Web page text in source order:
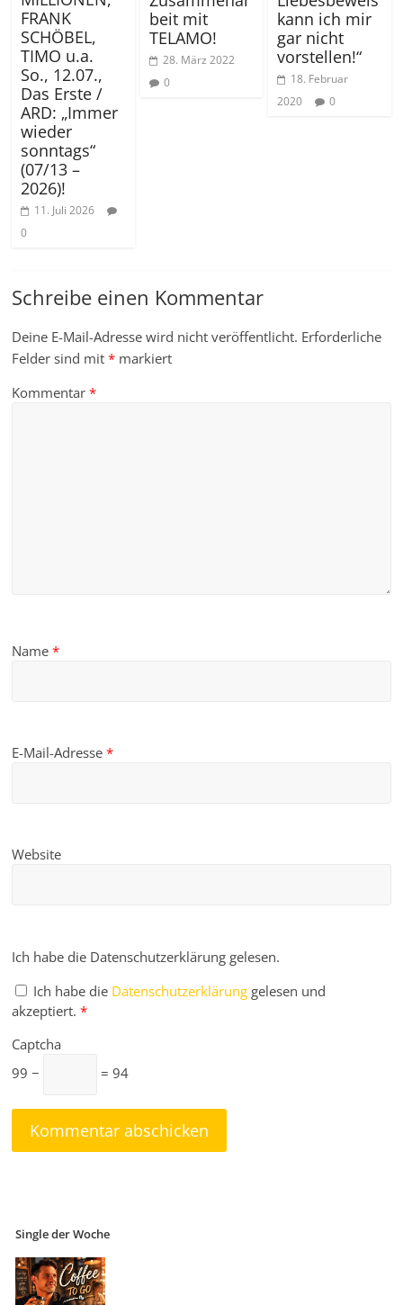
FRANK
SCHÖBEL,
TIMO u.a.
So., 12.07.,
Das Erste /
ARD: „Immer
wieder
sonntags“
(07/13 –
2026)!
11. Juli 2026
0
beit mit
TELAMO!
28. März 2022
0
kann ich mir
gar nicht
vorstellen!“
18. Februar
2020
0
Schreibe einen Kommentar
Deine E-Mail-Adresse wird nicht veröffentlicht. Erforderliche
Felder sind mit* markiert
Kommentar*
Name*
E-Mail-Adresse*
Website
Ich habe die Datenschutzerklärung gelesen.
Ich habe die Datenschutzerklärung gelesen und
akzeptiert. *
Captcha
99 −
= 94
Single der Woche